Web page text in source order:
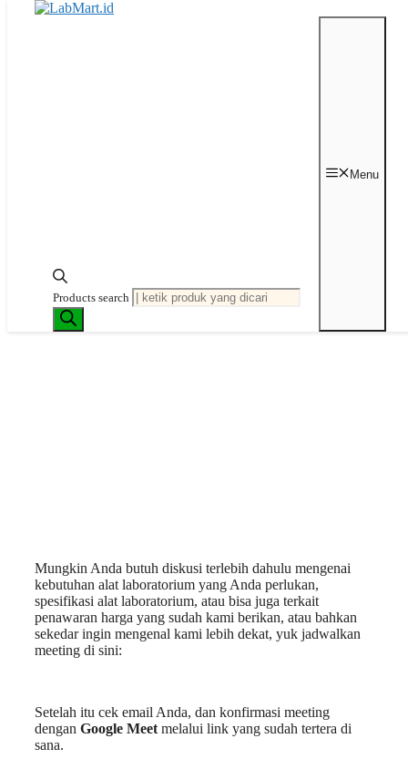
Langsung ke isi
Products search
Menu
Powered
by Meet
Mungkin Anda butuh diskusi terlebih dahulu mengenai
kebutuhan alat laboratorium yang Anda perlukan,
spesifikasi alat laboratorium, atau bisa juga terkait
penawaran harga yang sudah kami berikan, atau bahkan
sekedar ingin mengenal kami lebih dekat, yuk jadwalkan
meeting di sini:
Setelah itu cek email Anda, dan konfirmasi meeting
dengan Google Meet melalui link yang sudah tertera di
sana.